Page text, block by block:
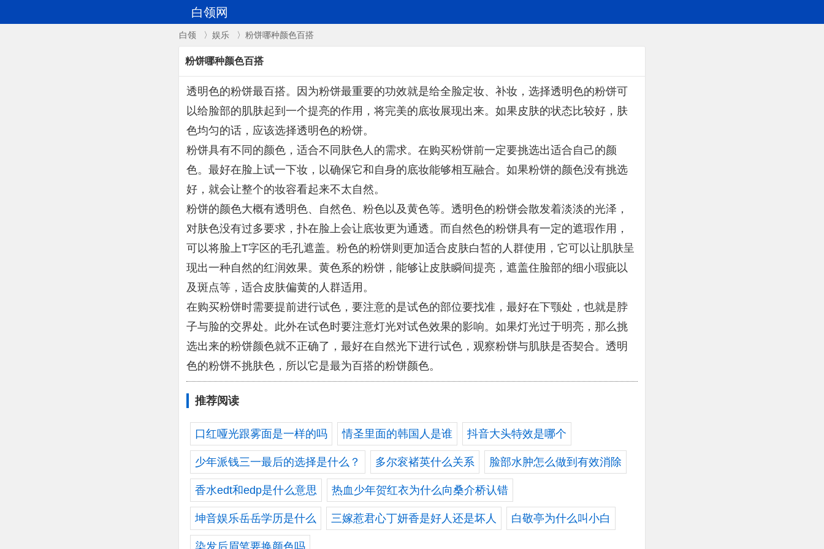
白领网
白领 〉 娱乐 〉粉饼哪种颜色百搭
粉饼哪种颜色百搭
透明色的粉饼最百搭。因为粉饼最重要的功效就是给全脸定妆、补妆，选择透明色的粉饼可
以给脸部的肌肤起到一个提亮的作用，将完美的底妆展现出来。如果皮肤的状态比较好，肤
色均匀的话，应该选择透明色的粉饼。
粉饼具有不同的颜色，适合不同肤色人的需求。在购买粉饼前一定要挑选出适合自己的颜
色。最好在脸上试一下妆，以确保它和自身的底妆能够相互融合。如果粉饼的颜色没有挑选
好，就会让整个的妆容看起来不太自然。
粉饼的颜色大概有透明色、自然色、粉色以及黄色等。透明色的粉饼会散发着淡淡的光泽，
对肤色没有过多要求，扑在脸上会让底妆更为通透。而自然色的粉饼具有一定的遮瑕作用，
可以将脸上T字区的毛孔遮盖。粉色的粉饼则更加适合皮肤白皙的人群使用，它可以让肌肤呈
现出一种自然的红润效果。黄色系的粉饼，能够让皮肤瞬间提亮，遮盖住脸部的细小瑕疵以
及斑点等，适合皮肤偏黄的人群适用。
在购买粉饼时需要提前进行试色，要注意的是试色的部位要找准，最好在下颚处，也就是脖
子与脸的交界处。此外在试色时要注意灯光对试色效果的影响。如果灯光过于明亮，那么挑
选出来的粉饼颜色就不正确了，最好在自然光下进行试色，观察粉饼与肌肤是否契合。透明
色的粉饼不挑肤色，所以它是最为百搭的粉饼颜色。
推荐阅读
口红哑光跟雾面是一样的吗 情圣里面的韩国人是谁 抖音大头特效是哪个
少年派钱三一最后的选择是什么？ 多尔衮褚英什么关系 脸部水肿怎么做到有效消除
香水edt和edp是什么意思 热血少年贺红衣为什么向桑介桥认错
坤音娱乐岳岳学历是什么 三嫁惹君心丁妍香是好人还是坏人 白敬亭为什么叫小白
染发后眉笔要换颜色吗